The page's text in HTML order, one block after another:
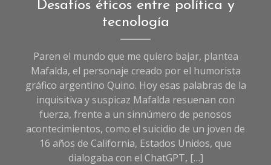
Opinión
Sociedad
Desafíos éticos entre política y
tecnología
Paren el mundo que me quiero bajar, plantea
Mafalda, el personaje creado por el humorista
gráfico argentino Quino. Hoy esas palabras de la
inquisitiva y suspicaz Mafalda resuenan con
fuerza, frente a un sinnúmero de penosos
acontecimientos, como el suicidio de un joven de
16 años de California, Estados Unidos, que
dialogaba con el ChatGPT, […]